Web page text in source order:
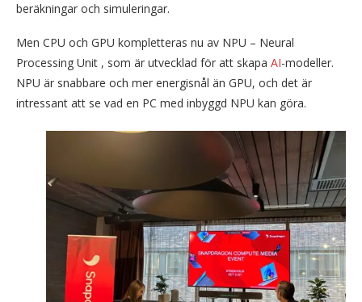
beräkningar och simuleringar.
Men CPU och GPU kompletteras nu av NPU – Neural
Processing Unit , som är utvecklad för att skapa AI-modeller.
NPU är snabbare och mer energisnål än GPU, och det är
intressant att se vad en PC med inbyggd NPU kan göra.